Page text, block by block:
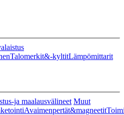
Talomerkit&-kyltitLämpömittarit
ja maalausvälineet Muut
Avaimenpertät&magneetit